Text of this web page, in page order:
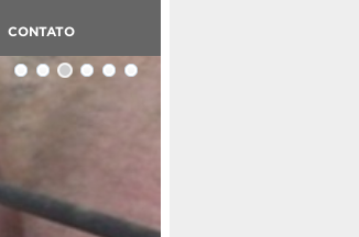
CONTATO